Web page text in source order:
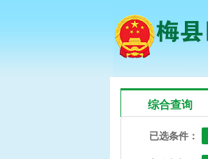
综合查询
已选条件：